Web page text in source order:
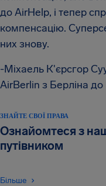
до AirHelp, і тепер
компенсацію.
них знову.
-Міхаель К'єрсгор
AirBerlin з Берліна
ЗНАЙТЕ СВОЇ ПРАВА
Ознайомтеся з
путівником
Більше